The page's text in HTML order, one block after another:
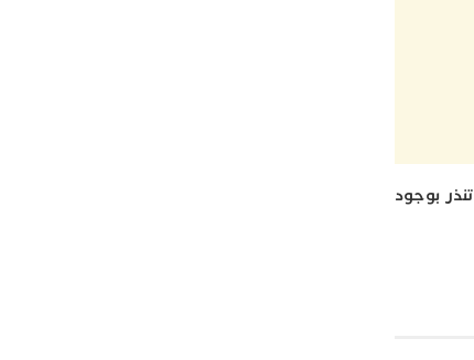
بوجود